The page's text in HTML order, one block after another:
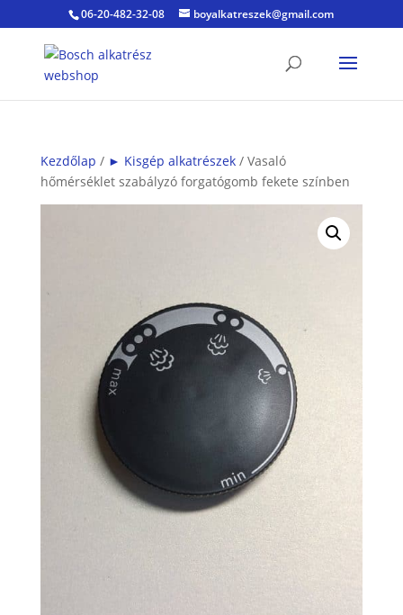
06-20-482-32-08 boyalkatreszek@gmail.com
Kezdőlap / ► Kisgép alkatrészek/ Vasaló
hőmérséklet szabályzó forgatógomb fekete színben